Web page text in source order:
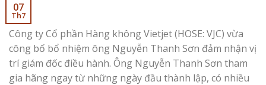
07
Th7
Công ty Cổ phần Hàng không Vietjet (HOSE: VJC) vừa
công bố bổ nhiệm ông Nguyễn Thanh Sơn đảm nhận vị
trí giám đốc điều hành. Ông Nguyễn Thanh Sơn tham
gia hãng ngay từ những ngày đầu thành lập, có nhiều